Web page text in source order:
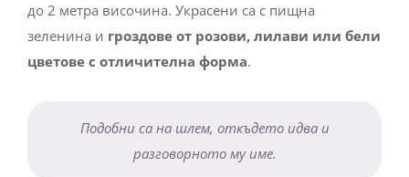
до 2 метра височина. Украсени са с пищна
зеленина и гроздове от розови, лилави или бели
цветове с отличителна форма.
Подобни са на шлем, откъдето идва и
разговорното му име.